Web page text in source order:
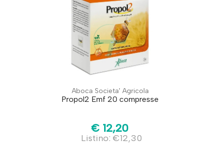
Aboca Societa' Agricola
Propol2 Emf 20 compresse
€ 12,20
Listino: €12,30